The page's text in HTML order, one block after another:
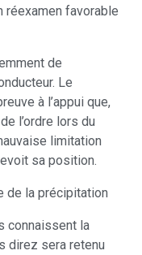
réexamen favorable
de
Le
à l’appui que,
l’ordre lors du
limitation
sa position.
de la précipitation
connaissent la
direz sera retenu